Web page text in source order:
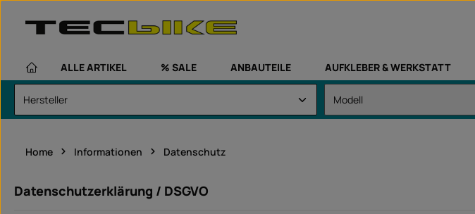
ALLE ARTIKEL % SALE ANBAUTEILE AUFKLEBER & WERKSTATT
Home Informationen Datenschutz
Datenschutzerklärung / DSGVO